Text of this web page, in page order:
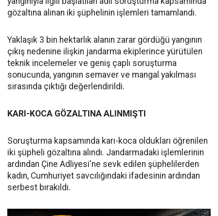
gözaltına alınan iki şüphelinin işlemleri tamamlandı.
Yaklaşık 3 bin hektarlık alanın zarar gördüğü yangının
çıkış nedenine ilişkin jandarma ekiplerince yürütülen
teknik incelemeler ve geniş çaplı soruşturma
sonucunda, yangının semaver ve mangal yakılması
sırasında çıktığı değerlendirildi.
KARI-KOCA GÖZALTINA ALINMIŞTI
Soruşturma kapsamında karı-koca oldukları öğrenilen
iki şüpheli gözaltına alındı. Jandarmadaki işlemlerinin
ardından Çine Adliyesi'ne sevk edilen şüphelilerden
kadın, Cumhuriyet savcılığındaki ifadesinin ardından
serbest bırakıldı.